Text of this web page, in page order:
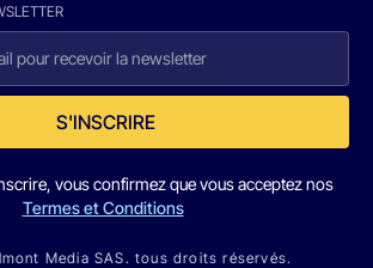
S'INSCRIRE
vous confirmez que vous acceptez nos
Termes et Conditions
Media SAS. tous droits réservés.